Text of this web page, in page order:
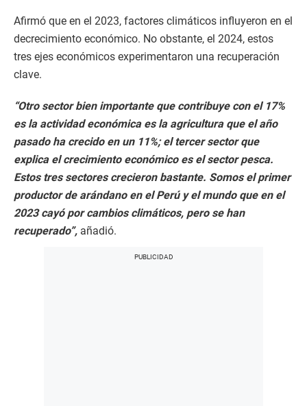
Afirmó que en el 2023, factores climáticos influyeron en el
decrecimiento económico. No obstante, el 2024, estos
tres ejes económicos experimentaron una recuperación
clave.
“Otro sector bien importante que contribuye con el 17%
es la actividad económica es la agricultura que el año
pasado ha crecido en un 11%; el tercer sector que
explica el crecimiento económico es el sector pesca.
Estos tres sectores crecieron bastante. Somos el primer
productor de arándano en el Perú y el mundo que en el
2023 cayó por cambios climáticos, pero se han
recuperado”, añadió.